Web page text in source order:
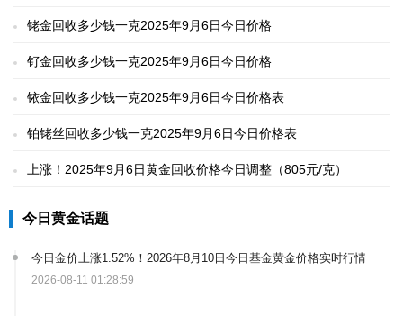
铑金回收多少钱一克2025年9月6日今日价格
钌金回收多少钱一克2025年9月6日今日价格
铱金回收多少钱一克2025年9月6日今日价格表
铂铑丝回收多少钱一克2025年9月6日今日价格表
上涨！2025年9月6日黄金回收价格今日调整（805元/克）
今日黄金话题
今日金价上涨1.52%！2026年8月10日今日基金黄金价格实时行情
2026-08-11 01:28:59